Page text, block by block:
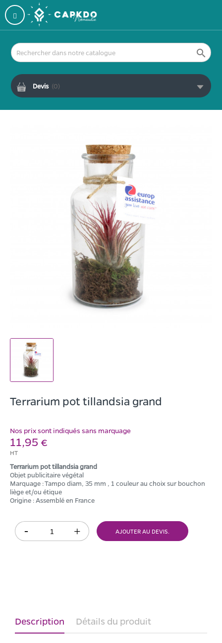

Devis (0)
Terrarium pot tillandsia grand
Nos prix sont indiqués sans marquage
11,95 €
HT
Terrarium pot tillandsia grand
Objet publicitaire végétal
Marquage : Tampo diam, 35 mm , 1 couleur au choix sur bouchon
liège et/ou étique
Origine : Assemblé en France
AJOUTER AU DEVIS.
Description Détails du produit